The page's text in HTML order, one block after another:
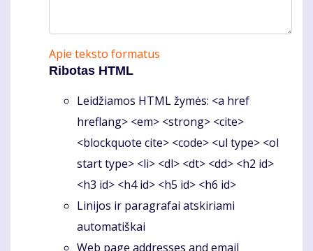
Apie teksto formatus
Ribotas HTML
Leidžiamos HTML žymės: <a href
hreflang> <em> <strong> <cite>
<blockquote cite> <code> <ul type> <ol
start type> <li> <dl> <dt> <dd> <h2 id>
<h3 id> <h4 id> <h5 id> <h6 id>
Linijos ir paragrafai atskiriami
automatiškai
Web page addresses and email